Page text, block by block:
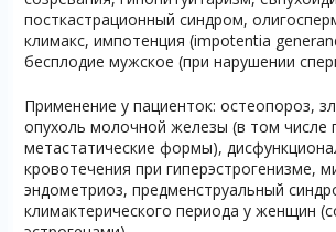
посткастрационный синдром,
климакс, импотенция (impotentia
бесплодие мужское (при нарушении
Применение у пациенток: остеопороз,
опухоль молочной железы (в том числе
метастатические формы),
кровотечения при гиперэстрогенизме,
эндометриоз, предменструальный
климактерического периода у женщин